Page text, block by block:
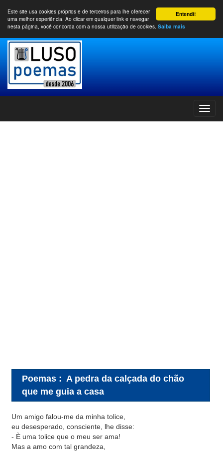
Entendi!
Este site usa cookies próprios e de terceiros para lhe oferecer
uma melhor experiência. Ao clicar em qualquer link e navegar
nesta página, você concorda com a nossa utilização de cookies. Saiba mais
Poemas : A pedra da calçada do chão
que me guia a casa
Um amigo falou-me da minha tolice,
eu desesperado, consciente, lhe disse:
- È uma tolice que o meu ser ama!
Mas a amo com tal grandeza,